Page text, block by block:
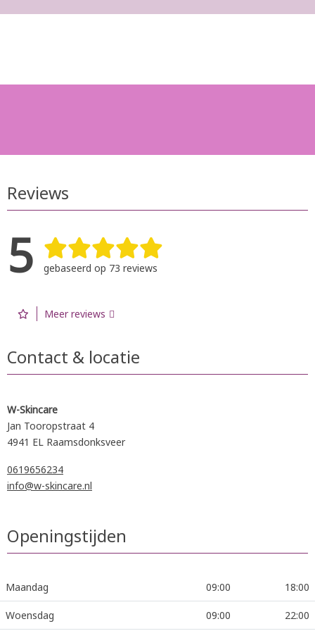
Reviews
5 gebaseerd op 73 reviews
Meer reviews
Contact & locatie
W-Skincare
Jan Tooropstraat 4
4941 EL Raamsdonksveer
0619656234
info@w-skincare.nl
Openingstijden
Maandag 09:00 18:00
Woensdag 09:00 22:00